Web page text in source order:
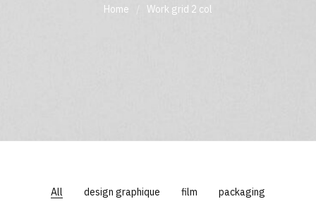
Home / Work grid 2 col
All design graphique film packaging